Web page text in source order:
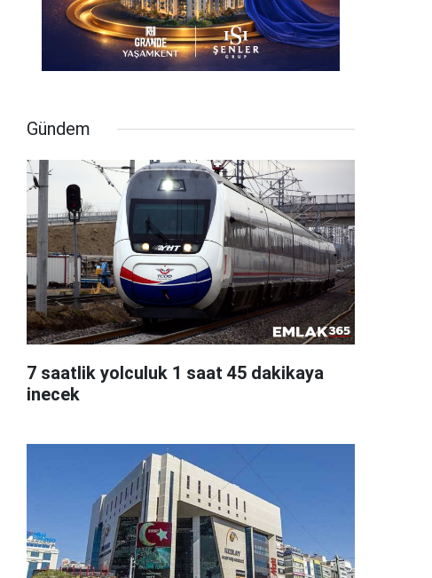
Gündem
7 saatlik yolculuk 1 saat 45 dakikaya
inecek